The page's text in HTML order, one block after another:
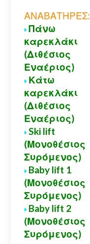
ΑΝΑΒΑΤΗΡΕΣ:
Πάνω
καρεκλάκι
(Διθέσιος
Εναέριος)
Κάτω
καρεκλάκι
(Διθέσιος
Εναέριος)
Ski lift
(Μονοθέσιος
Συρόμενος)
Baby lift 1
(Μονοθέσιος
Συρόμενος)
Baby lift 2
(Μονοθέσιος
Συρόμενος)